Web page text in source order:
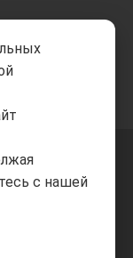
ВВЕРХ
с нашей